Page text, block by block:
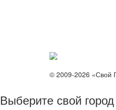
© 2009-2026 «Свой
Выберите свой город